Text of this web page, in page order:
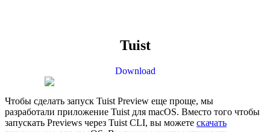
Tuist
Download
Чтобы сделать запуск Tuist Preview еще проще, мы
разработали приложение Tuist для macOS. Вместо того чтобы
запускать Previews через Tuist CLI, вы можете скачать